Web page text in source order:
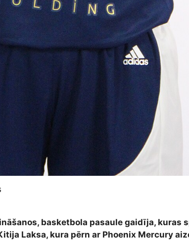
basketbola pasaule gaidīja, kuras
Laksa, kura pērn ar Phoenix Mercury